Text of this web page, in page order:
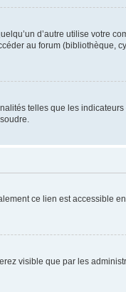
d’autre utilise votre
au forum (bibliothèque,
telles que les
ce lien est accessible
visible que par les